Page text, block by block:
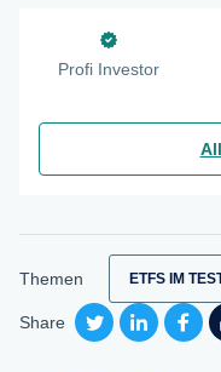
Profi Investor
Themen ETFS IM
Share